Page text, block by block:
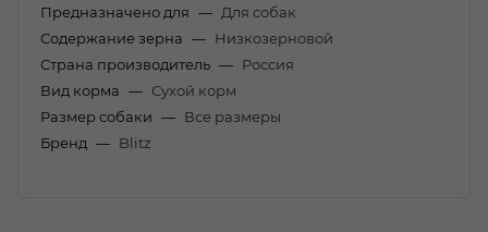
Предназначено для — Для собак
Содержание зерна — Низкозерновой
Страна производитель — Россия
Вид корма — Сухой корм
Размер собаки — Все размеры
Бренд — Blitz